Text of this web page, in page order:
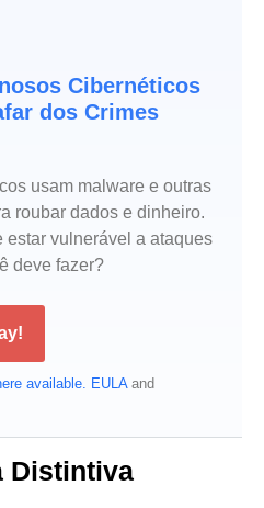
Cibernéticos
dos Crimes
usam malware e outras
roubar dados e dinheiro.
estar vulnerável a ataques
deve fazer?
available. EULAand
Distintiva